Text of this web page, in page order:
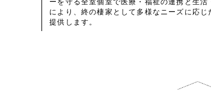
により、終の棲家として多様なニーズに応じ
提供します。